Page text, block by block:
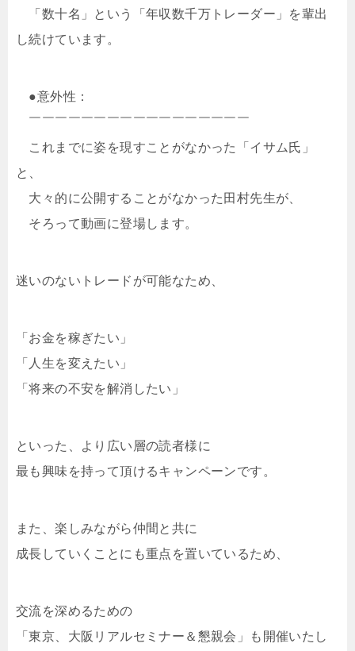
「数十名」という「年収数千万トレーダー」を輩出
し続けています。
●意外性：
￣￣￣￣￣￣￣￣￣￣￣￣￣￣￣￣￣
これまでに姿を現すことがなかった「イサム氏」
と、
大々的に公開することがなかった田村先生が、
そろって動画に登場します。
迷いのないトレードが可能なため、
「お金を稼ぎたい」
「人生を変えたい」
「将来の不安を解消したい」
といった、より広い層の読者様に
最も興味を持って頂けるキャンペーンです。
また、楽しみながら仲間と共に
成長していくことにも重点を置いているため、
交流を深めるための
「東京、大阪リアルセミナー＆懇親会」も開催いたし